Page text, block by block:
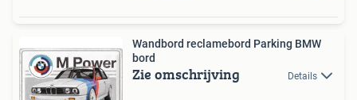
Wandbord reclamebord Parking BMW
bord
Zie omschrijving Details